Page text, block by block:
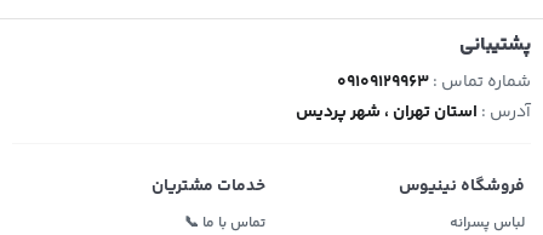
پشتیبانی
شماره تماس :09109129963
آدرس : استان تهران ، شهر پردیس
فروشگاه نینیوس
لباس پسرانه
خدمات مشتریان
تماس با ما 📞